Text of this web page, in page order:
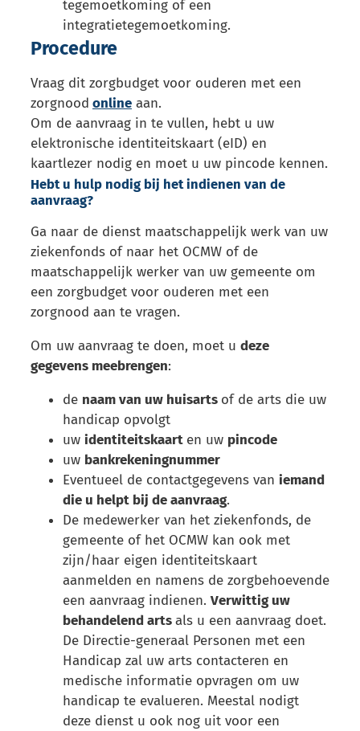
tegemoetkoming of een
integratietegemoetkoming.
Procedure
Vraag dit zorgbudget voor ouderen met een
zorgnood online aan.
Om de aanvraag in te vullen, hebt u uw
elektronische identiteitskaart (eID) en
kaartlezer nodig en moet u uw pincode kennen.
Hebt u hulp nodig bij het indienen van de
aanvraag?
Ga naar de dienst maatschappelijk werk van uw
ziekenfonds of naar het OCMW of de
maatschappelijk werker van uw gemeente om
een zorgbudget voor ouderen met een
zorgnood aan te vragen.
Om uw aanvraag te doen, moet u deze
gegevens meebrengen:
de naam van uw huisarts of de arts die uw
handicap opvolgt
uw identiteitskaart en uw pincode
uw bankrekeningnummer
Eventueel de contactgegevens van iemand
die u helpt bij de aanvraag.
De medewerker van het ziekenfonds, de
gemeente of het OCMW kan ook met
zijn/haar eigen identiteitskaart
aanmelden en namens de zorgbehoevende
een aanvraag indienen. Verwittig uw
behandelend artsals u een aanvraag doet.
De Directie-generaal Personen met een
Handicap zal uw arts contacteren en
medische informatie opvragen om uw
handicap te evalueren. Meestal nodigt
deze dienst u ook nog uit voor een